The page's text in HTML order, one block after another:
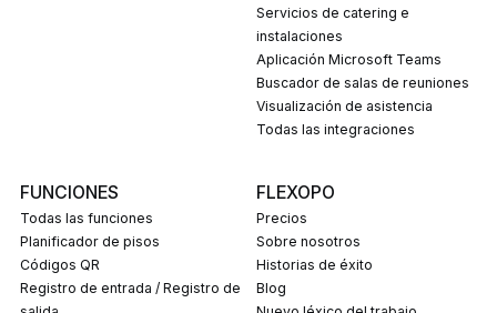
Servicios de catering e
instalaciones
Aplicación Microsoft Teams
Buscador de salas de reuniones
Visualización de asistencia
Todas las integraciones
FUNCIONES
Todas las funciones
Planificador de pisos
Códigos QR
Registro de entrada / Registro de
FLEXOPO
Precios
Sobre nosotros
Historias de éxito
Blog